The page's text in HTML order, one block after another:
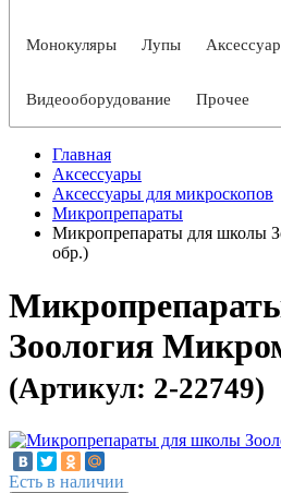
Монокуляры Лупы
Видеооборудование Прочее
Главная
Аксессуары
Аксессуары для микроскопов
Микропрепараты
Микропрепараты для школы
обр.)
Зоология
(Артикул: 2-22749)
Есть в наличии